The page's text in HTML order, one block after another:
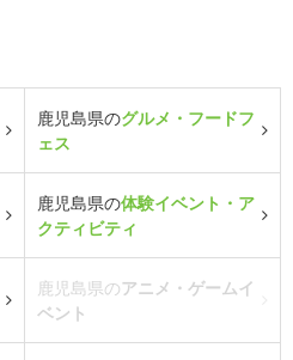
鹿児島県のグルメ・フードフ
ェス
鹿児島県の体験イベント・ア
クティビティ
鹿児島県のアニメ・ゲームイ
ベント